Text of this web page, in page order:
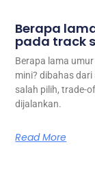
Berapa
pada track
Berapa lama
mini? dibahas
salah pilih, trade-
dijalankan.
Read More